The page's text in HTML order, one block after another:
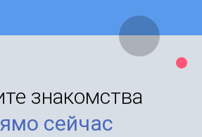
знакомства
сейчас